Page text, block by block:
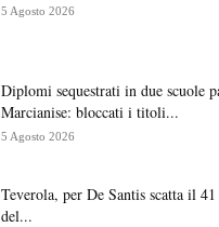
5 Agosto 2026
Diplomi sequestrati in due scuole
Marcianise: bloccati i titoli...
5 Agosto 2026
Teverola, per De Santis scatta il
del...